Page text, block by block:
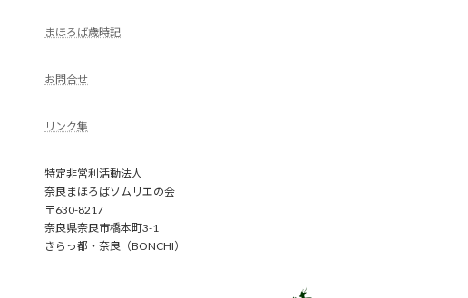
まほろば歳時記
お問合せ
リンク集
特定非営利活動法人
奈良まほろばソムリエの会
〒630-8217
奈良県奈良市橋本町3-1
きらっ都・奈良（BONCHI）